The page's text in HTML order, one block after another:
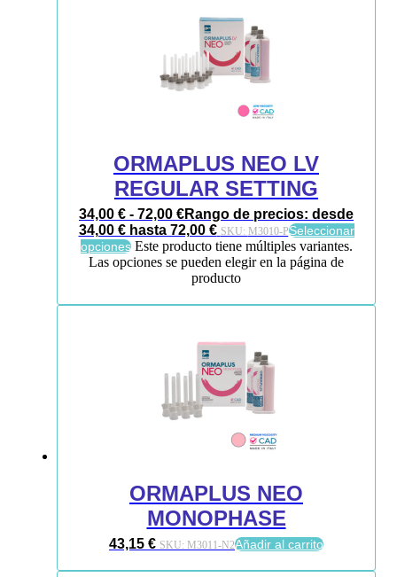
ORMAPLUS NEO LV
REGULAR SETTING
34,00 € - 72,00 €Rango de precios: desde
34,00 € hasta 72,00 € SKU: M3010-PSeleccionar
opciones Este producto tiene múltiples variantes.
Las opciones se pueden elegir en la página de
producto
ORMAPLUS NEO
MONOPHASE
43,15 € SKU: M3011-N2Añadir al carrito